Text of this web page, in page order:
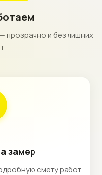
прозрачно и без лишних
замер
смету работ